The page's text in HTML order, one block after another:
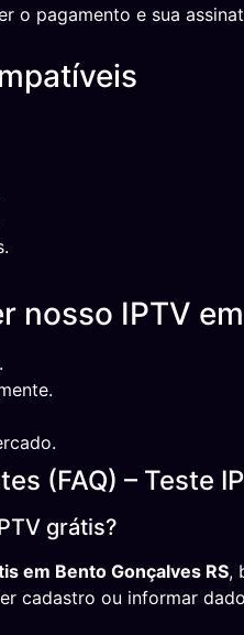
o pagamento e sua
nosso IPTV
(FAQ) – Teste
grátis?
em Bento Gonçalves RS,
cadastro ou informar